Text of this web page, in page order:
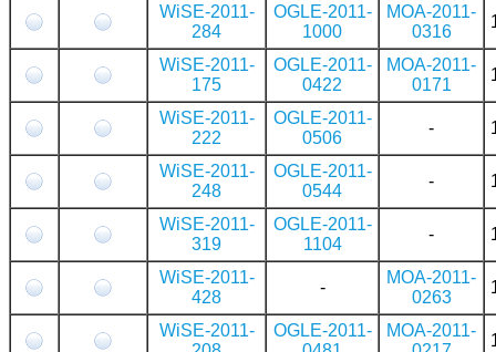
WiSE-2011-
284
OGLE-2011-
1000
MOA-2011-
0316
WiSE-2011-
175
OGLE-2011-
0422
MOA-2011-
0171
WiSE-2011-
222
OGLE-2011-
0506
-
WiSE-2011-
248
OGLE-2011-
0544
-
WiSE-2011-
319
OGLE-2011-
1104
-
WiSE-2011-
428
-
MOA-2011-
0263
WiSE-2011-
OGLE-2011-
MOA-2011-